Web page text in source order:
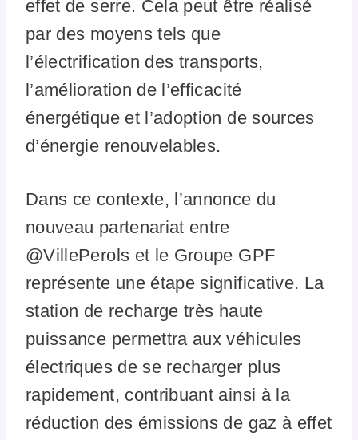
effet de serre. Cela peut être réalisé
par des moyens tels que
l’électrification des transports,
l’amélioration de l’efficacité
énergétique et l’adoption de sources
d’énergie renouvelables.
Dans ce contexte, l’annonce du
nouveau partenariat entre
@VillePerols et le Groupe GPF
représente une étape significative. La
station de recharge très haute
puissance permettra aux véhicules
électriques de se recharger plus
rapidement, contribuant ainsi à la
réduction des émissions de gaz à effet